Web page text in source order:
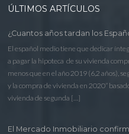
ÚLTIMOS ARTÍCULOS
¿Cuantos años tardan los
El español medio tiene que dedicar
a pagar la hipoteca de su vivienda
menos que en el año 2019 (6,2 años),
y la compra de vivienda en 2020”
vivienda de segunda […]
El Mercado Inmobiliario